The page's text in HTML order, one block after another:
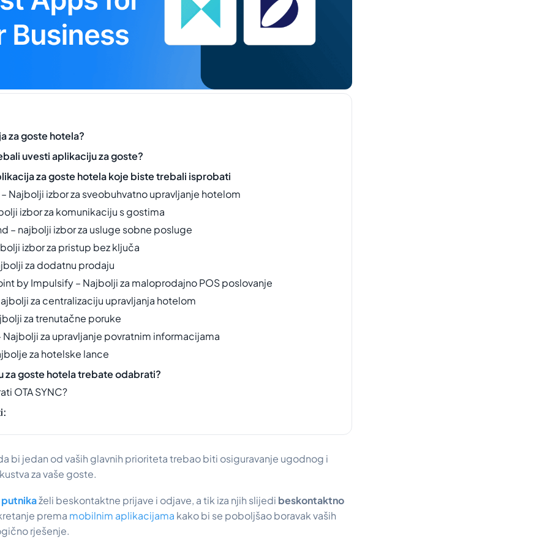
za goste hotela?
uvesti aplikaciju za goste?
za goste hotela koje biste trebali isprobati
– Najbolji izbor za sveobuhvatno upravljanje hotelom
izbor za komunikaciju s gostima
– najbolji izbor za usluge sobne posluge
izbor za pristup bez ključa
za dodatnu prodaju
by Impulsify – Najbolji za maloprodajno POS poslovanje
za centralizaciju upravljanja hotelom
za trenutačne poruke
Najbolji za upravljanje povratnim informacijama
za hotelske lance
za goste hotela trebate odabrati?
OTA SYNC?
bi jedan od vaših glavnih prioriteta trebao biti osiguravanje ugodnog i
za vaše goste.
želi beskontaktne prijave i odjave, a tik iza njih slijedi beskontaktno
prema mobilnim aplikacijama kako bi se poboljšao boravak vaših
rješenje.